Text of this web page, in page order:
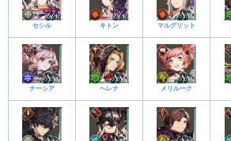
セシル キトン マルグリット
ナーシア ヘレナ メリルーク